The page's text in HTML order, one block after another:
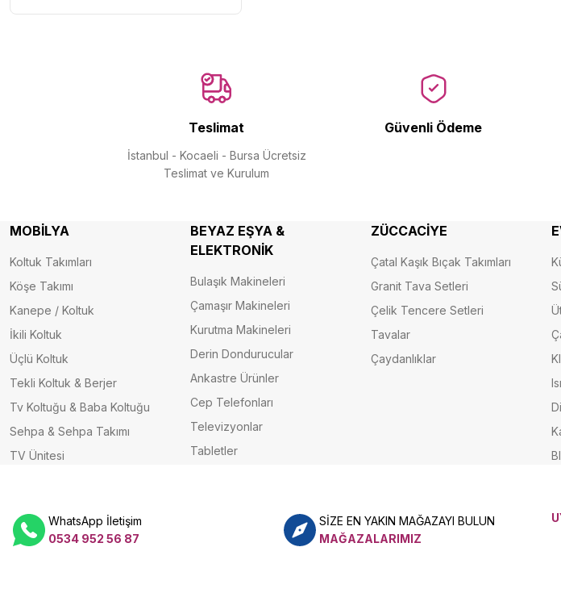
Teslimat
İstanbul - Kocaeli - Bursa Ücretsiz
Teslimat ve Kurulum
Güvenli Ödeme
MOBİLYA
Koltuk Takımları
Köşe Takımı
Kanepe / Koltuk
İkili Koltuk
Üçlü Koltuk
Tekli Koltuk & Berjer
Tv Koltuğu & Baba Koltuğu
Sehpa & Sehpa Takımı
TV Ünitesi
BEYAZ EŞYA &
ELEKTRONİK
Bulaşık Makineleri
Çamaşır Makineleri
Kurutma Makineleri
Derin Dondurucular
Ankastre Ürünler
Cep Telefonları
Televizyonlar
Tabletler
ZÜCCACİYE
Çatal Kaşık Bıçak Takımları
Granit Tava Setleri
Çelik Tencere Setleri
Tavalar
Çaydanlıklar
WhatsApp İletişim
0534 952 56 87
SİZE EN YAKIN MAĞAZAYI BULUN
MAĞAZALARIMIZ